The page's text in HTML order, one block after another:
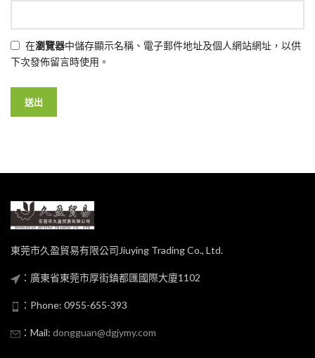
在瀏覽器中儲存顯示名稱、電子郵件地址及個人網站網址，以供
下次發佈留言時使用。
東莞市久盈貿易有限公司Jiuying Trading Co., Ltd.
：廣東省東莞市厚街鎮都匯國際大廈1102
：Phone: 0955-655-393
：Mail: dongguan@dgjymy.com